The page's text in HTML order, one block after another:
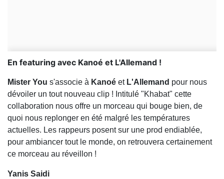
En featuring avec Kanoé et L'Allemand !
Mister You s'associe à Kanoé et L'Allemand pour nous
dévoiler un tout nouveau clip ! Intitulé "Khabat" cette
collaboration nous offre un morceau qui bouge bien, de
quoi nous replonger en été malgré les températures
actuelles. Les rappeurs posent sur une prod endiablée,
pour ambiancer tout le monde, on retrouvera certainement
ce morceau au réveillon !
Yanis Saidi